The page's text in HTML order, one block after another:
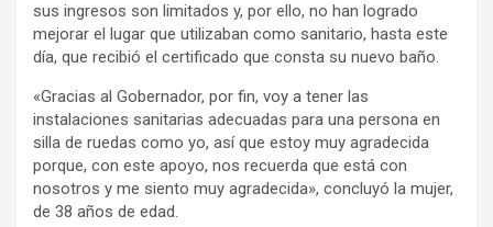
sus ingresos son limitados y, por ello, no han logrado
mejorar el lugar que utilizaban como sanitario, hasta este
día, que recibió el certificado que consta su nuevo baño.
«Gracias al Gobernador, por fin, voy a tener las
instalaciones sanitarias adecuadas para una persona en
silla de ruedas como yo, así que estoy muy agradecida
porque, con este apoyo, nos recuerda que está con
nosotros y me siento muy agradecida», concluyó la mujer,
de 38 años de edad.